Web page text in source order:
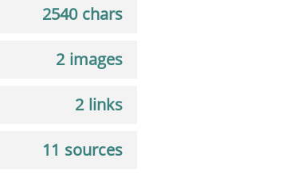
2540 chars
2 images
2 links
11 sources